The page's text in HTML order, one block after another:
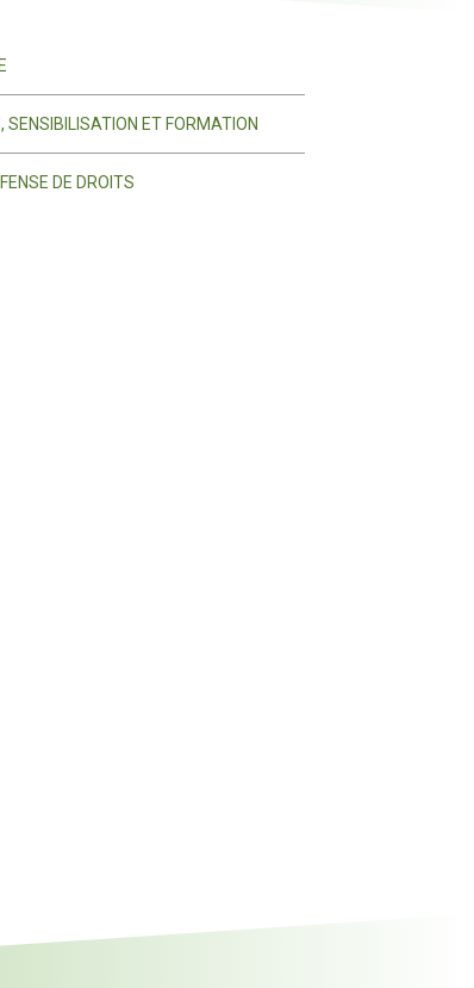
SENSIBILISATION ET FORMATION
DE DROITS